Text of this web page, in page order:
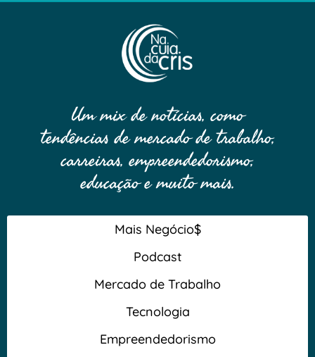
Um mix de notícias, como
tendências de mercado de trabalho,
carreiras, empreendedorismo,
educação e muito mais.
Mais Negócio$
Podcast
Mercado de Trabalho
Tecnologia
Empreendedorismo